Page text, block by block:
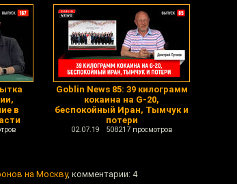
в
Goblin News 85: 39 килограмм
кокаина на G-20,
беспокойный Иран, Тымчук и
потери
02.07.19 508217 просмотров
на Москву, комментарии: 4